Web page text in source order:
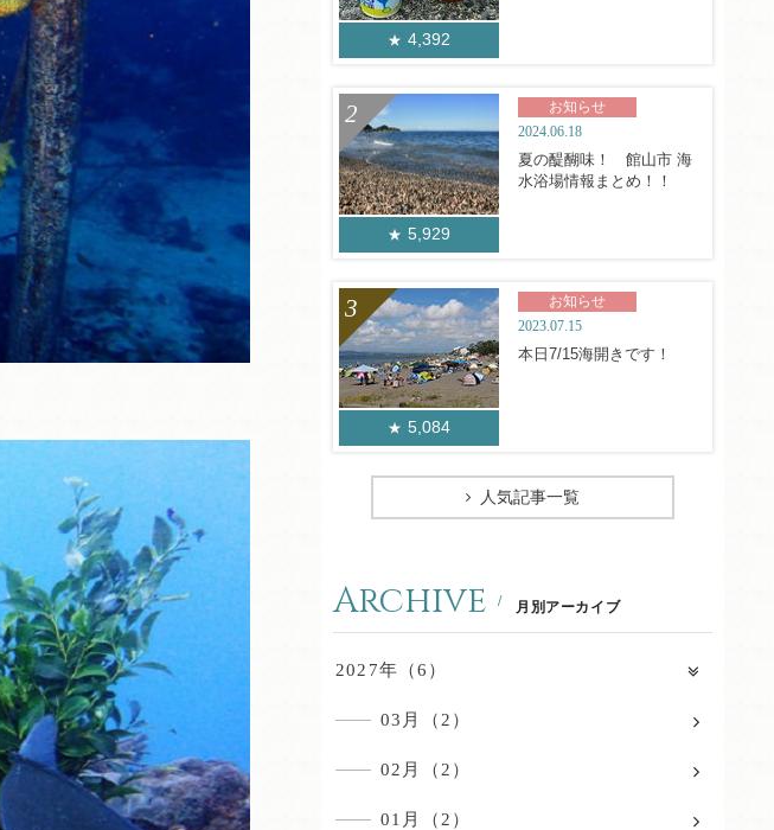
4,392
5,929
お知らせ
2024.06.18
夏の醍醐味！ 館山市 海
水浴場情報まとめ！！
5,084
お知らせ
2023.07.15
本日7/15海開きです！
人気記事一覧
Archive 月別アーカイブ
2027年（6）
03月（2）
02月（2）
01月（2）